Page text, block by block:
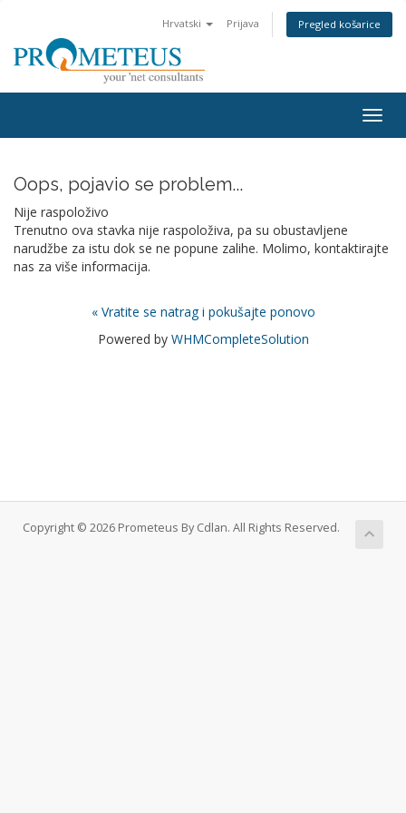
Hrvatski Prijava Pregled košarice
Oops, pojavio se problem...
Nije raspoloživo
Trenutno ova stavka nije raspoloživa, pa su obustavljene
narudžbe za istu dok se ne popune zalihe. Molimo, kontaktirajte
nas za više informacija.
« Vratite se natrag i pokušajte ponovo
Powered by WHMCompleteSolution
Copyright © 2026 Prometeus By Cdlan. All Rights Reserved.